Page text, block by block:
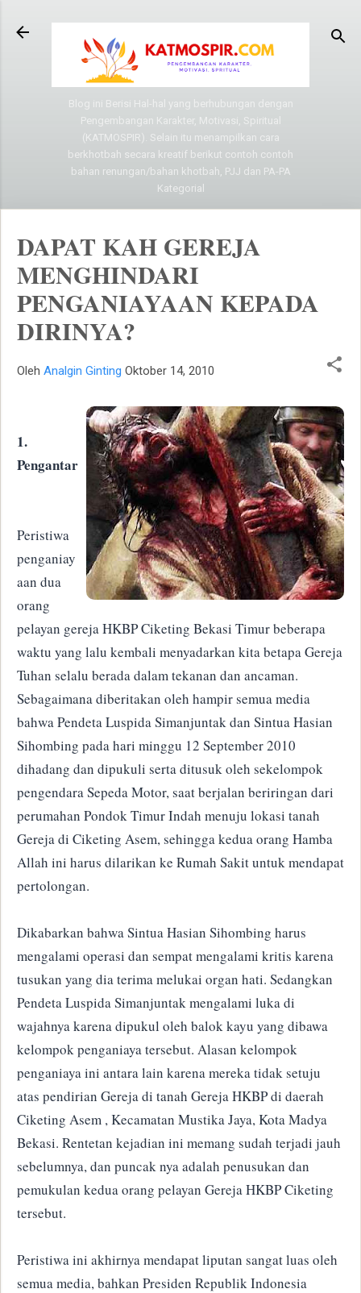
Langsung ke konten utama
Blog ini Berisi Hal-hal yang berhubungan dengan
Pengembangan Karakter, Motivasi, Spiritual
(KATMOSPIR). Selain itu menampilkan cara
berkhotbah secara kreatif berikut contoh contoh
bahan renungan/bahan khotbah, PJJ dan PA-PA
Kategorial
DAPAT KAH GEREJA
MENGHINDARI
PENGANIAYAAN KEPADA
DIRINYA?
Oleh Analgin Ginting Oktober 14, 2010
1.
Pengantar
Peristiwa
penganiay
aan dua
orang
pelayan gereja HKBP Ciketing Bekasi Timur beberapa
waktu yang lalu kembali menyadarkan kita betapa Gereja
Tuhan selalu berada dalam tekanan dan ancaman.
Sebagaimana diberitakan oleh hampir semua media
bahwa Pendeta Luspida Simanjuntak dan Sintua Hasian
Sihombing pada hari minggu 12 September 2010
dihadang dan dipukuli serta ditusuk oleh sekelompok
pengendara Sepeda Motor, saat berjalan beriringan dari
perumahan Pondok Timur Indah menuju lokasi tanah
Gereja di Ciketing Asem, sehingga kedua orang Hamba
Allah ini harus dilarikan ke Rumah Sakit untuk mendapat
pertolongan.
Dikabarkan bahwa Sintua Hasian Sihombing harus
mengalami operasi dan sempat mengalami kritis karena
tusukan yang dia terima melukai organ hati. Sedangkan
Pendeta Luspida Simanjuntak mengalami luka di
wajahnya karena dipukul oleh balok kayu yang dibawa
kelompok penganiaya tersebut. Alasan kelompok
penganiaya ini antara lain karena mereka tidak setuju
atas pendirian Gereja di tanah Gereja HKBP di daerah
Ciketing Asem , Kecamatan Mustika Jaya, Kota Madya
Bekasi. Rentetan kejadian ini memang sudah terjadi jauh
sebelumnya, dan puncak nya adalah penusukan dan
pemukulan kedua orang pelayan Gereja HKBP Ciketing
tersebut.
Peristiwa ini akhirnya mendapat liputan sangat luas oleh
semua media, bahkan Presiden Republik Indonesia